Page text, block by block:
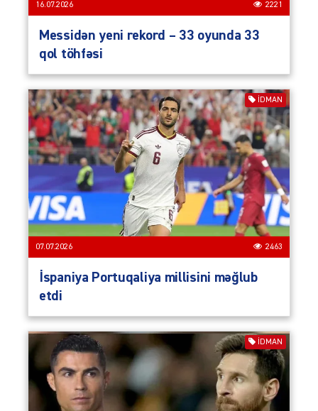
16.07.2026 2221
Messidən yeni rekord – 33 oyunda 33
qol töhfəsi
İDMAN
07.07.2026 2463
İspaniya Portuqaliya millisini məğlub
etdi
İDMAN